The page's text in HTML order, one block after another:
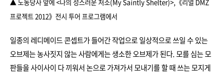
▲ 노동당사 앞에 <나의 성스러운 처소(My Saintly Shelter)>, 《리얼 DMZ
프로젝트 2012》전시 투어 프로그램에서
일종의 레디메이드 콘셉트가 들어간 작업으로 일상적으로 쓰일 수 있는
오브제는 농사짓지 않는 사람에게는 생소한 오브제가 된다. 모를 심는 모
판들을 사이사이 다 끼워서 논으로 가져가서 모내기를 할 때 쓰는 모지게